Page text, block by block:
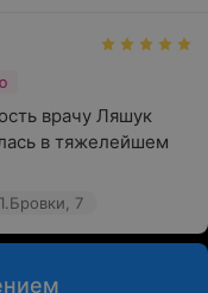
врачу Ляшук
в тяжелейшем
7